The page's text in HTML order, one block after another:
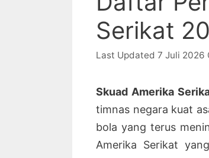
Serikat
7 Juli 2026
Skuad Amerika
timnas negara kuat
bola yang terus
Amerika Serikat